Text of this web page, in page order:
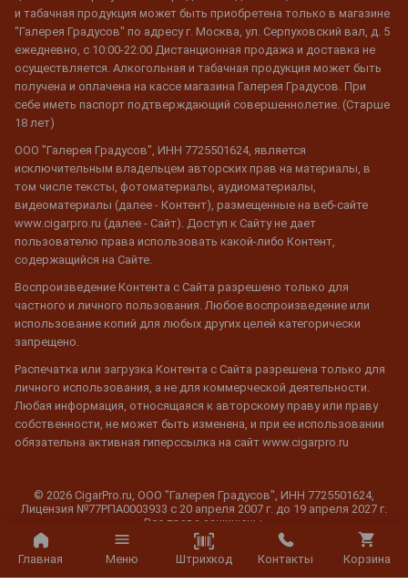
Главная Меню Штрихкод Контакты Корзина
и табачная продукция может быть приобретена только в магазине
"Галерея Градусов" по адресу г. Москва, ул. Серпуховский вал, д. 5
ежедневно, с 10:00-22:00 Дистанционная продажа и доставка не
осуществляется. Алкогольная и табачная продукция может быть
получена и оплачена на кассе магазина Галерея Градусов. При
себе иметь паспорт подтверждающий совершеннолетие. (Старше
18 лет)
ООО "Галерея Градусов", ИНН 7725501624, является
исключительным владельцем авторских прав на материалы, в
том числе тексты, фотоматериалы, аудиоматериалы,
видеоматериалы (далее - Контент), размещенные на веб-сайте
www.cigarpro.ru (далее - Сайт). Доступ к Сайту не дает
пользователю права использовать какой-либо Контент,
содержащийся на Сайте.
Воспроизведение Контента с Сайта разрешено только для
частного и личного пользования. Любое воспроизведение или
использование копий для любых других целей категорически
запрещено.
Распечатка или загрузка Контента с Сайта разрешена только для
личного использования, а не для коммерческой деятельности.
Любая информация, относящаяся к авторскому праву или праву
собственности, не может быть изменена, и при ее использовании
обязательна активная гиперссылка на сайт www.cigarpro.ru
© 2026 CigarPro.ru, ООО "Галерея Градусов", ИНН 7725501624,
Лицензия №77РПА0003933 c 20 апреля 2007 г. до 19 апреля 2027 г.
Все права защищены.